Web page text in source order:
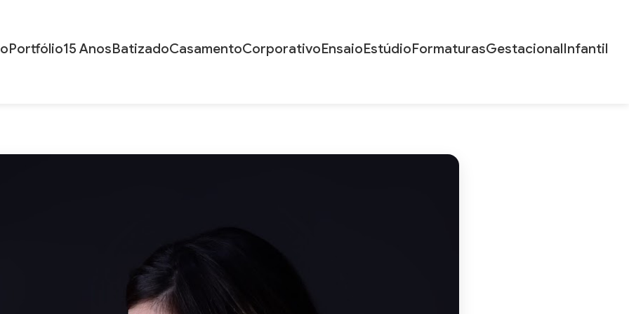
Portfólio15 AnosBatizadoCasamentoCorporativoEnsaioEstúdioFormaturasGestacionalInfantil